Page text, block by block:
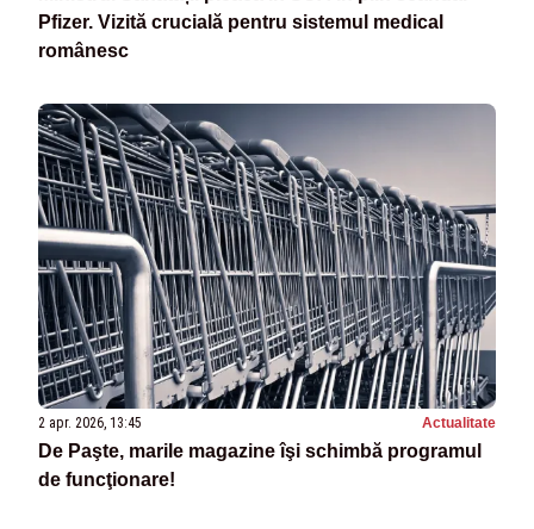
Pfizer. Vizită crucială pentru sistemul medical
românesc
2 apr. 2026, 13:45 Actualitate
De Paşte, marile magazine îşi schimbă programul
de funcţionare!